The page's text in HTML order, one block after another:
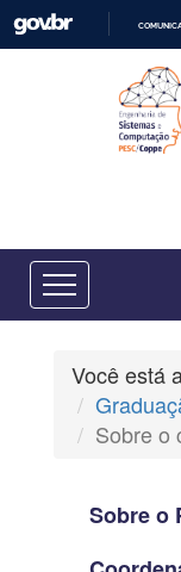
Você está
Sobre o
Sobre o